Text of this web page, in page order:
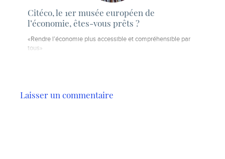
Citéco, le 1er musée européen de
l’économie, êtes-vous prêts ?
«Rendre l’économie plus accessible et compréhensible par
tous»
Laisser un commentaire